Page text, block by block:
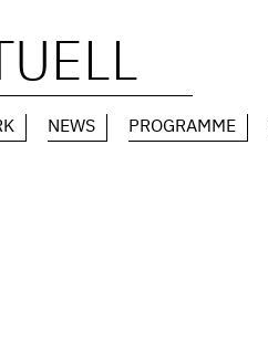
NEWS PROGRAMME